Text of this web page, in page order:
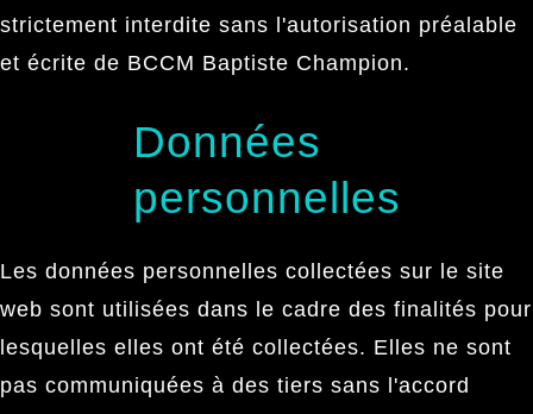
strictement interdite sans l'autorisation préalable
et écrite de BCCM Baptiste Champion.
Données
personnelles
Les données personnelles collectées sur le site
web sont utilisées dans le cadre des finalités pour
lesquelles elles ont été collectées. Elles ne sont
pas communiquées à des tiers sans l'accord